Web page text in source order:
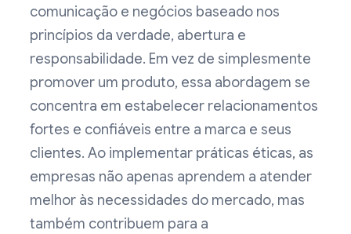
comunicação e negócios baseado nos
princípios da verdade, abertura e
responsabilidade. Em vez de simplesmente
promover um produto, essa abordagem se
concentra em estabelecer relacionamentos
fortes e confiáveis entre a marca e seus
clientes. Ao implementar práticas éticas, as
empresas não apenas aprendem a atender
melhor às necessidades do mercado, mas
também contribuem para a